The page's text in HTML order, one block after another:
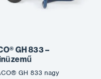
bevonatokat. A felszerelést
GH 833 –
GH 833 nagy